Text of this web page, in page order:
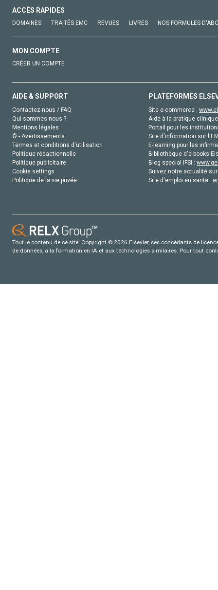
ACCÈS RAPIDES
DOMAINES TRAITÉS EMC REVUES LIVRES NOS FORMULES
MON COMPTE
CRÉER UN COMPTE
AIDE & SUPPORT
Contactez-nous / FAQ
Qui sommes-nous ?
Mentions légales
© - Avertissements
Termes et conditions d'utilisation
Politique rédactionnelle
Politique publicitaire
Cookie settings
Politique de la vie privée
PLATEFORMES
Site e-commerce :
Aide à la pratique
Portail pour les
Site d'information sur
E-learning pour les
Bibliothèque d'e-books
Blog special IFSI :
Suivez notre actualité
Site d'emploi en santé :
Tout le contenu de ce site: Copyright © 2026 Elsevier, ses concédants de
de données, a la formation en IA et aux technologies similaires. Pour tout